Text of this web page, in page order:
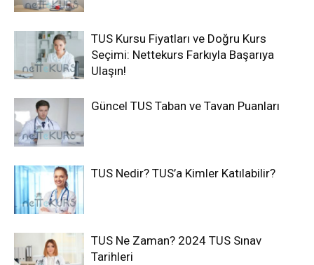
TUS Kursu Fiyatları ve Doğru Kurs
Seçimi: Nettekurs Farkıyla Başarıya
Ulaşın!
Güncel TUS Taban ve Tavan Puanları
TUS Nedir? TUS’a Kimler Katılabilir?
TUS Ne Zaman? 2024 TUS Sınav
Tarihleri